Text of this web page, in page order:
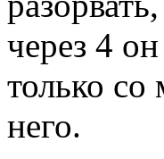
через 4
только
него.